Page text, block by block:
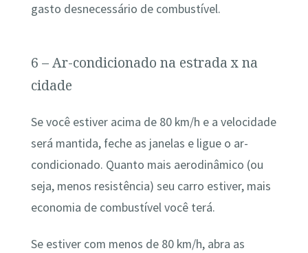
gasto desnecessário de combustível.
6 – Ar-condicionado na estrada x na
cidade
Se você estiver acima de 80 km/h e a velocidade
será mantida, feche as janelas e ligue o ar-
condicionado. Quanto mais aerodinâmico (ou
seja, menos resistência) seu carro estiver, mais
economia de combustível você terá.
Se estiver com menos de 80 km/h, abra as